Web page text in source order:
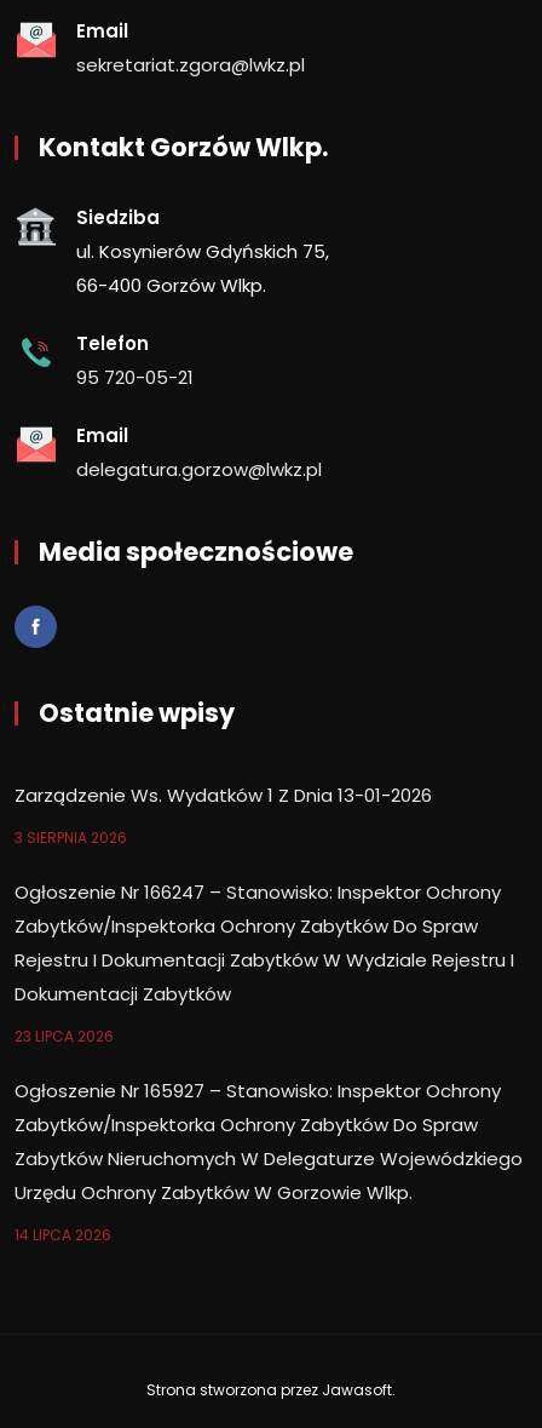
Email
sekretariat.zgora@lwkz.pl
Kontakt Gorzów Wlkp.
Siedziba
ul. Kosynierów Gdyńskich 75,
66-400 Gorzów Wlkp.
Telefon
95 720-05-21
Email
delegatura.gorzow@lwkz.pl
Media społecznościowe
Ostatnie wpisy
Zarządzenie Ws. Wydatków 1 Z Dnia 13-01-2026
3 SIERPNIA 2026
Ogłoszenie Nr 166247 – Stanowisko: Inspektor Ochrony
Zabytków/Inspektorka Ochrony Zabytków Do Spraw
Rejestru I Dokumentacji Zabytków W Wydziale Rejestru I
Dokumentacji Zabytków
23 LIPCA 2026
Ogłoszenie Nr 165927 – Stanowisko: Inspektor Ochrony
Zabytków/Inspektorka Ochrony Zabytków Do Spraw
Zabytków Nieruchomych W Delegaturze Wojewódzkiego
Urzędu Ochrony Zabytków W Gorzowie Wlkp.
14 LIPCA 2026
Strona stworzona przez Jawasoft.